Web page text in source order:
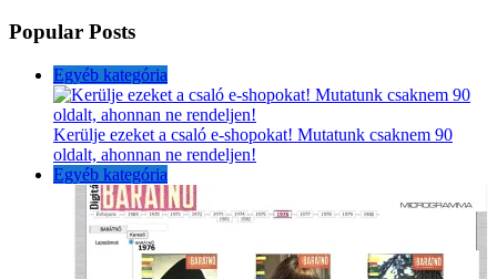
Popular Posts
Egyéb kategória
Kerülje ezeket a csaló e-shopokat! Mutatunk csaknem 90
oldalt, ahonnan ne rendeljen!
Egyéb kategória